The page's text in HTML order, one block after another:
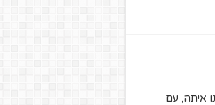
איתה, עם